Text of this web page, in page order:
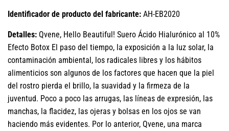
Identificador de producto del fabricante: AH-EB2020
Detalles: Qvene, Hello Beautiful! Suero Ácido Hialurónico al 10%
Efecto Botox El paso del tiempo, la exposición a la luz solar, la
contaminación ambiental, los radicales libres y los hábitos
alimenticios son algunos de los factores que hacen que la piel
del rostro pierda el brillo, la suavidad y la firmeza de la
juventud. Poco a poco las arrugas, las líneas de expresión, las
manchas, la flacidez, las ojeras y bolsas en los ojos se van
haciendo más evidentes. Por lo anterior, Qvene, una marca